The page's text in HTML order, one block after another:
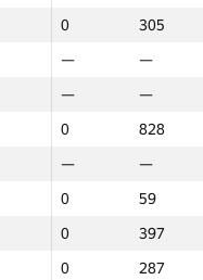
0
305
—
—
—
—
0
828
—
—
0
59
0
397
0
287
0
305
—
—
—
—
0
828
—
—
0
59
0
397
0
287